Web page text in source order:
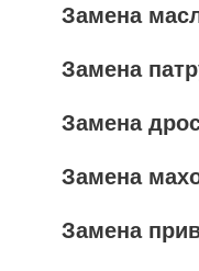
Замена
Замена
Замена
Замена
Замена